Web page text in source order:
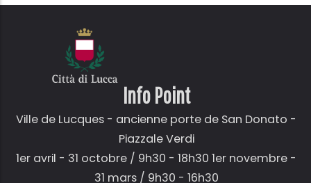
Info Point
Ville de Lucques - ancienne porte de San Donato -
Piazzale Verdi
1er avril - 31 octobre / 9h30 - 18h30 1er novembre -
31 mars / 9h30 - 16h30